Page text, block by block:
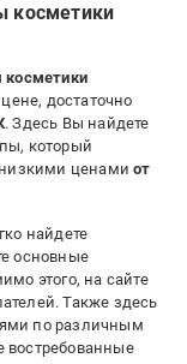
косметики
косметики
достаточно
. Здесь Вы найдете
который
низкими ценамиот
найдете
основные
этого, на сайте
Также здесь
по различным
востребованные